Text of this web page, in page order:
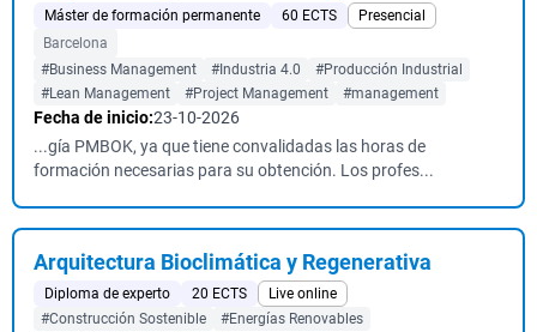
Máster de formación permanente 60 ECTS
Presencial
Barcelona
#Business Management
#Industria 4.0
#Producción Industrial
#Lean Management
#Project Management #management
Fecha de inicio:23-10-2026
...gía PMBOK, ya que tiene convalidadas las horas de
formación necesarias para su obtención. Los profes...
Arquitectura Bioclimática y Regenerativa
Diploma de experto 20 ECTS
Live online
#Construcción Sostenible
#Energías Renovables